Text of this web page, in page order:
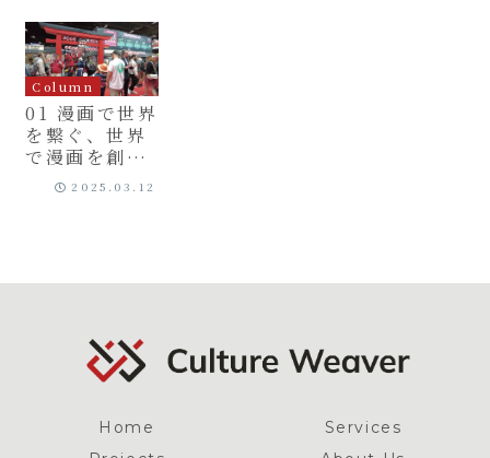
Column
01 漫画で世界
を繋ぐ、世界
で漫画を創る
Culture
Weaverの挑
2025.03.12
Home
Services